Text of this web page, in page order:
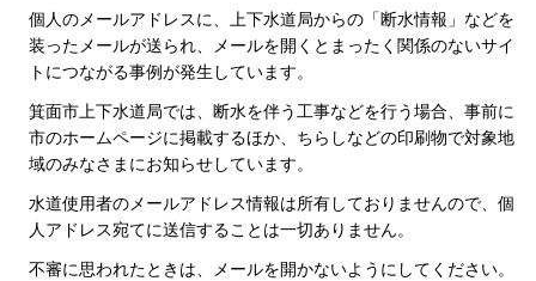
個人のメールアドレスに、上下水道局からの「断水情報」などを
装ったメールが送られ、メールを開くとまったく関係のないサイ
トにつながる事例が発生しています。
箕面市上下水道局では、断水を伴う工事などを行う場合、事前に
市のホームページに掲載するほか、ちらしなどの印刷物で対象地
域のみなさまにお知らせしています。
水道使用者のメールアドレス情報は所有しておりませんので、個
人アドレス宛てに送信することは一切ありません。
不審に思われたときは、メールを開かないようにしてください。